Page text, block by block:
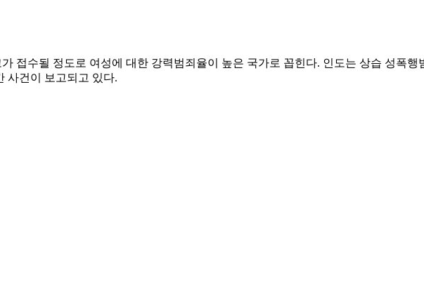
접수될 정도로 여성에 대한 강력범죄율이 높은 국가로 꼽힌다. 인도는 상습 성폭
사건이 보고되고 있다.